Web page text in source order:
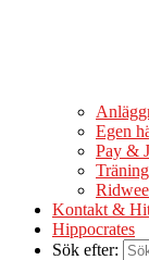
Egen
Pay &
Kontakt &
Hippocrates
Sök efter: